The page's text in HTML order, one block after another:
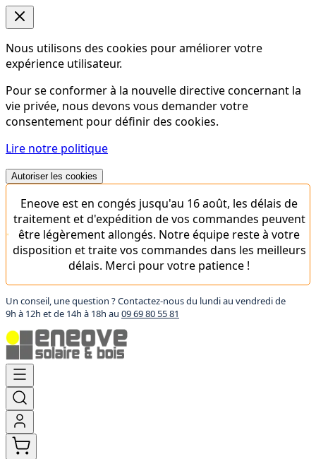
Nous utilisons des cookies pour améliorer votre
expérience utilisateur.
Pour se conformer à la nouvelle directive concernant la
vie privée, nous devons vous demander votre
consentement pour définir des cookies.
Lire notre politique
Autoriser les cookies
Eneove est en congés jusqu'au 16 août, les délais de
traitement et d'expédition de vos commandes peuvent
être légèrement allongés. Notre équipe reste à votre
disposition et traite vos commandes dans les meilleurs
délais. Merci pour votre patience !
Un conseil, une question ? Contactez-nous du lundi au vendredi de
9h à 12h et de 14h à 18h au 09 69 80 55 81
Aller
contenu